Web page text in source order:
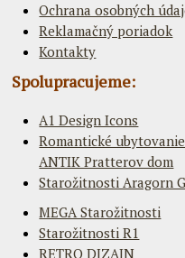
Ochrana osobných
Reklamačný poriadok
Kontakty
Spolupracujeme:
A1 Design Icons
Romantické
ANTIK Pratterov dom
Starožitnosti Aragorn
MEGA Starožitnosti
Starožitnosti R1
RETRO DIZAJN